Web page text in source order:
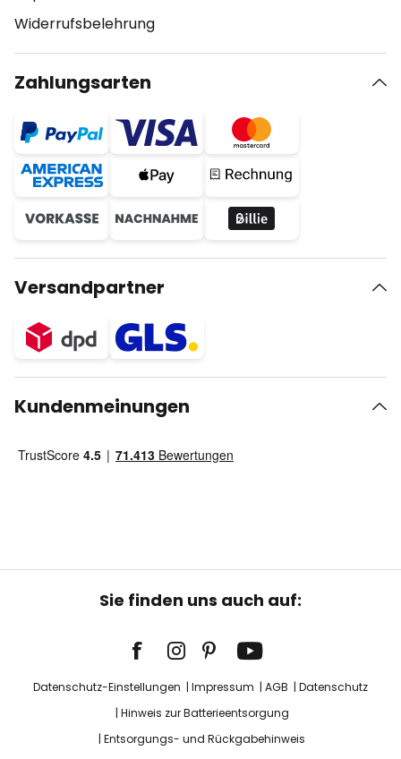
Widerrufsbelehrung
Zahlungsarten
Versandpartner
Kundenmeinungen
Sie finden uns auch auf:
Datenschutz-Einstellungen Impressum AGB
Datenschutz
Hinweis zur Batterieentsorgung
Entsorgungs- und Rückgabehinweis